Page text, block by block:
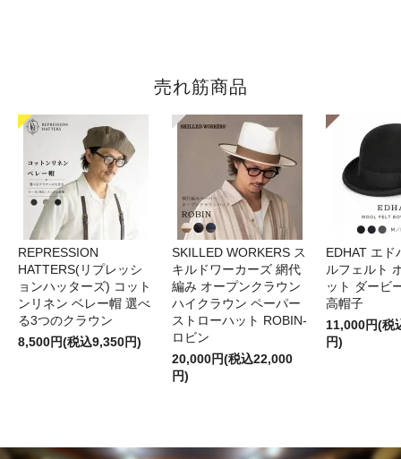
売れ筋商品
REPRESSION
HATTERS(リプレッシ
ョンハッターズ) コット
ンリネン ベレー帽 選べ
る3つのクラウン
8,500円(税込9,350円)
SKILLED WORKERS ス
キルドワーカーズ 網代
編み オープンクラウン
ハイクラウン ペーパー
ストローハット ROBIN-
ロビン
20,000円(税込22,000
円)
EDHAT エド
ルフェルト
ット ダービ
高帽子
11,000円(税
円)